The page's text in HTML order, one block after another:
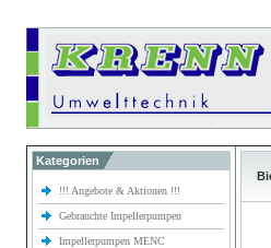
Kategorien
!!! Angebote & Aktionen !!!
Gebrauchte Impellerpumpen
Impellerpumpen MENC